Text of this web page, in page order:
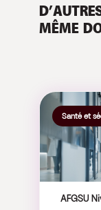
MÊME
Santé et
AFGSU